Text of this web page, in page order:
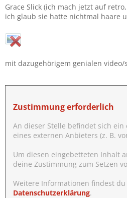
Grace Slick (ich mach jetzt auf
ich glaub sie hatte nichtmal haare
mit dazugehörigem genialen video/
Zustimmung erforderlich
An dieser Stelle befindet sich
eines externen Anbieters (z. B.
Um diesen eingebetteten Inhalt
deine Zustimmung zum Setzen
Weitere Informationen findest
Datenschutzerklärung.